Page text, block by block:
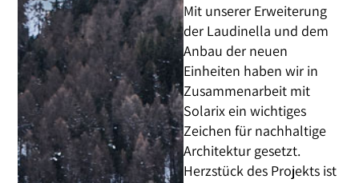
Mit unserer Erweiterung
der Laudinella und dem
Anbau der neuen
Einheiten haben wir in
Zusammenarbeit mit
Solarix ein wichtiges
Zeichen für nachhaltige
Architektur gesetzt.
Herzstück des Projekts ist